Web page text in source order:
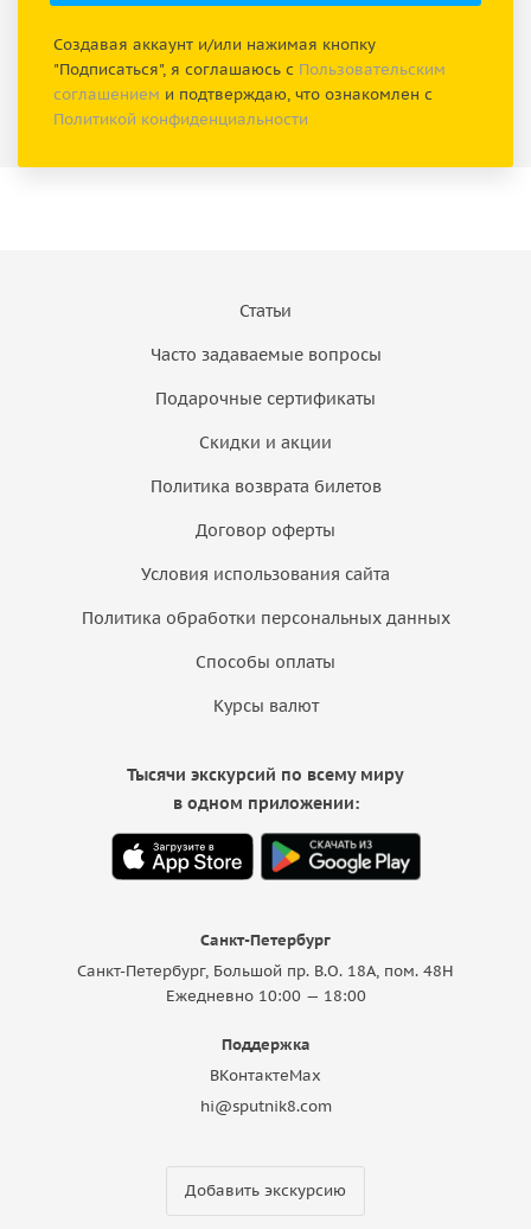
Создавая аккаунт и/или нажимая кнопку
"Подписаться", я соглашаюсь с Пользовательским
соглашением и подтверждаю, что ознакомлен с
Политикой конфиденциальности
Статьи
Часто задаваемые вопросы
Подарочные сертификаты
Скидки и акции
Политика возврата билетов
Договор оферты
Условия использования сайта
Политика обработки персональных данных
Способы оплаты
Курсы валют
Санкт-Петербург
Санкт-Петербург, Большой пр. В.О. 18A, пом. 48Н
Ежедневно 10:00 — 18:00
Поддержка
ВКонтактеMax
hi@sputnik8.com
Добавить экскурсию
Тысячи экскурсий по всему миру
в одном приложении: